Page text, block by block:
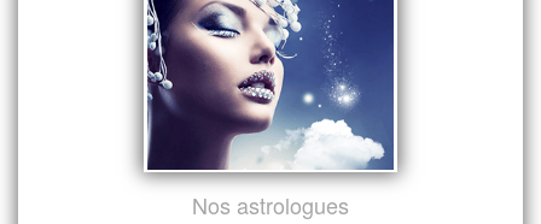
Nos astrologues